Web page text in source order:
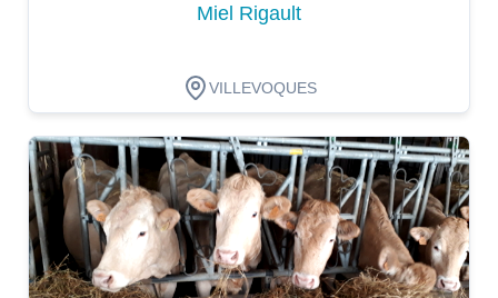
Miel Rigault
VILLEVOQUES
Dégustation